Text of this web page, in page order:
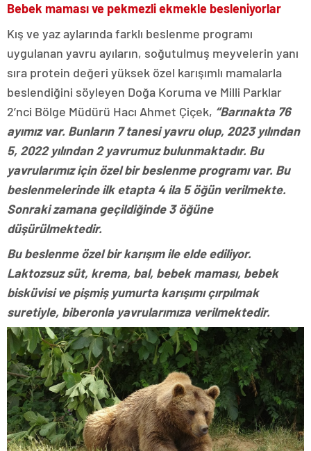
Bebek maması ve pekmezli ekmekle besleniyorlar
Kış ve yaz aylarında farklı beslenme programı
uygulanan yavru ayıların, soğutulmuş meyvelerin yanı
sıra protein değeri yüksek özel karışımlı mamalarla
beslendiğini söyleyen Doğa Koruma ve Milli Parklar
2’nci Bölge Müdürü Hacı Ahmet Çiçek, “Barınakta 76
ayımız var. Bunların 7 tanesi yavru olup, 2023 yılından
5, 2022 yılından 2 yavrumuz bulunmaktadır. Bu
yavrularımız için özel bir beslenme programı var. Bu
beslenmelerinde ilk etapta 4 ila 5 öğün verilmekte.
Sonraki zamana geçildiğinde 3 öğüne
düşürülmektedir.
Bu beslenme özel bir karışım ile elde ediliyor.
Laktozsuz süt, krema, bal, bebek maması, bebek
bisküvisi ve pişmiş yumurta karışımı çırpılmak
suretiyle, biberonla yavrularımıza verilmektedir.